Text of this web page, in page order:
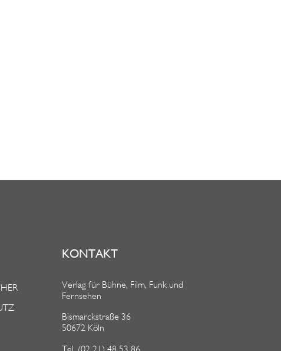
KONTAKT
Verlag für Bühne, Film, Funk und
Fernsehen
Bismarckstraße 36
50672 Köln
Tel. (02 21) 48 53 86